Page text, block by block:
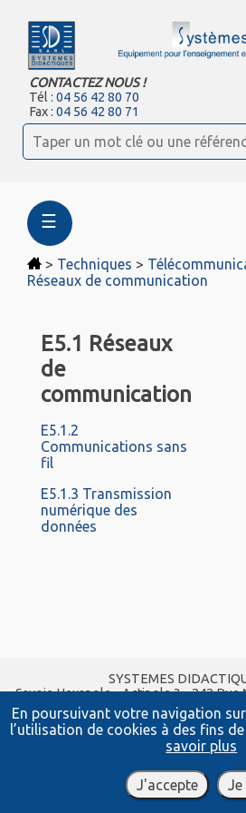
En poursuivant votre navigation
l’utilisation de cookies à des fins
savoir plus
J'accepte Je
CONTACTEZ NOUS !
Tél :04 56 42 80 70
Fax :04 56 42 80 71
☰
> Techniques >
Réseaux de communication
E5.1 Réseaux
de
communication
E5.1.2
Communications sans
fil
E5.1.3 Transmission
numérique des
données
SYSTEMES
Savoie Hexapole - Actipole 3 - 242 Rue
VIVIERS DU LAC
Tel : 04 56 42 80 70| Fax :
xavier.granjon@systemes-
www.systemes-